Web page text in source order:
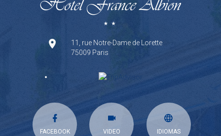
11, rue Notre-Dame de Lorette
75009 Paris
FACEBOOK VIDEO IDIOMAS